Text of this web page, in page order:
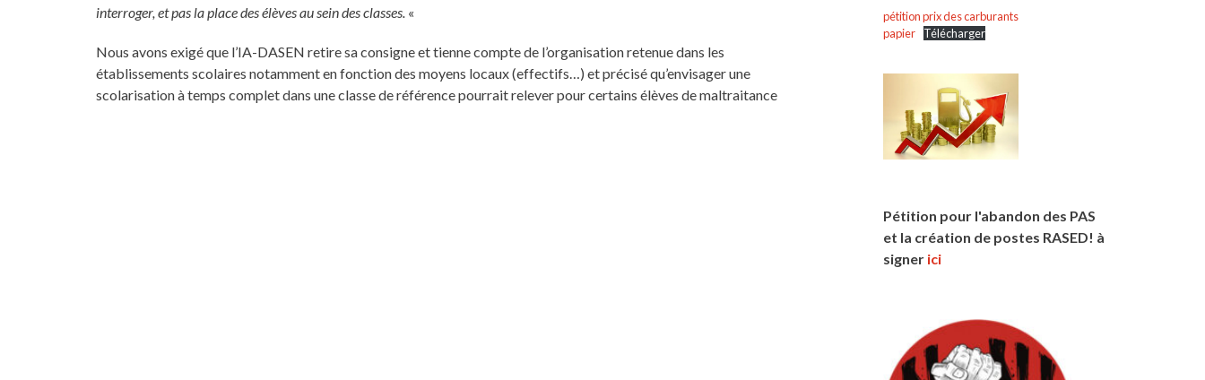
interroger, et pas la place des élèves au sein des classes. «
Nous avons exigé que l’IA-DASEN retire sa consigne et tienne compte de l’organisation retenue dans les
établissements scolaires notamment en fonction des moyens locaux (effectifs…) et précisé qu’envisager une
scolarisation à temps complet dans une classe de référence pourrait relever pour certains élèves de maltraitance
pétition prix des carburants
papier
Télécharger
Pétition pour l'abandon des PAS
et la création de postes RASED! à
signer ici